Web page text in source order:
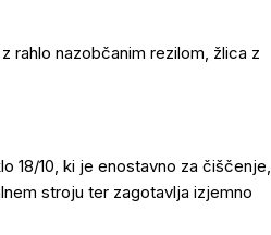
rahlo nazobčanim rezilom, žlica z
18/10, ki je enostavno za čiščenje,
stroju ter zagotavlja izjemno